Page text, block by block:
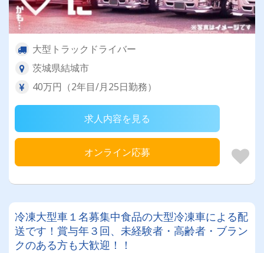
大型トラックドライバー
茨城県結城市
40万円（2年目/月25日勤務）
求人内容を見る
オンライン応募
冷凍大型車１名募集中食品の大型冷凍車による配
送です！賞与年３回、未経験者・高齢者・ブラン
クのある方も大歓迎！！